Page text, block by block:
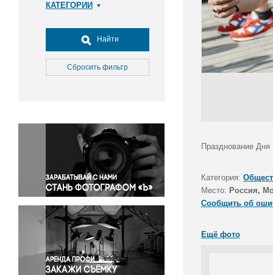
КАТЕГОРИИ
Досуг, туризм и отдых
Культура
Медицина
Окружающая среда
Политика
Правосудие
Происшествия и конфликты
Религия
Светская жизнь
Спорт
Экология
Экономика и бизнес
Найти
Сбросить фильтр
Празднование
Категория:
Место: Россия,
Сообщить об
Ещё фото